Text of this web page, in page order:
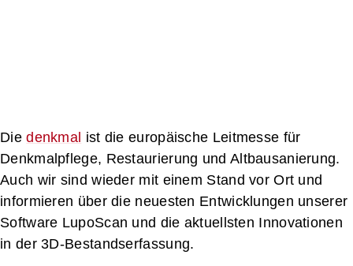
Diedenkmal ist die europäische Leitmesse für
Denkmalpflege, Restaurierung und Altbausanierung.
Auch wir sind wieder mit einem Stand vor Ort und
informieren über die neuesten Entwicklungen unserer
Software LupoScan und die aktuellsten Innovationen
in der 3D-Bestandserfassung.